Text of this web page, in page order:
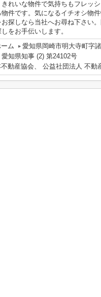
れいな物件で気持ちもフレッ
件です。気になるイチオシ物
探しなら当社へお尋ね下さい
をお手伝いします。
ム
愛知県岡崎市明大寺町字
愛知県知事 (2) 第24102号
動産協会、 公益社団法人 不動